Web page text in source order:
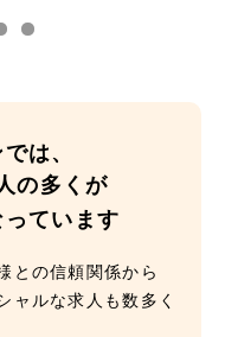
は、
の多くが
っています
との信頼関係から
ャルな求人も数多く